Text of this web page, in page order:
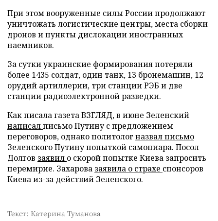
При этом вооруженные силы России продолжают
уничтожать логистические центры, места сборки
дронов и пункты дислокации иностранных
наемников.
За сутки украинские формирования потеряли
более 1435 солдат, один танк, 13 бронемашин, 12
орудий артиллерии, три станции РЭБ и две
станции радиоэлектронной разведки.
Как писала газета ВЗГЛЯД, в июне Зеленский
написалписьмо Путину с предложением
переговоров, однако политолог назвал письмо
Зеленского Путину попыткой самопиара. Посол
Долгов заявил о скорой попытке Киева запросить
перемирие. Захарова заявила о страхе спонсоров
Киева из-за действий Зеленского.
Текст: Катерина Туманова